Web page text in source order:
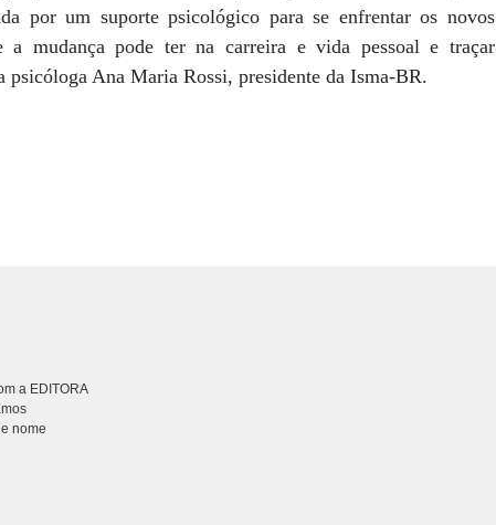
por um suporte psicológico para se enfrentar os novos
mudança pode ter na carreira e vida pessoal e traçar
psicóloga Ana Maria Rossi, presidente da Isma-BR.
a EDITORA
nome